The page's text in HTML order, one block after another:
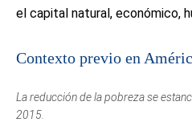
el capital natural, económico,
Contexto previo en
La reducción de la pobreza se
2015.